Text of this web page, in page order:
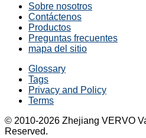
Sobre nosotros
Contáctenos
Productos
Preguntas frecuentes
mapa del sitio
Glossary
Tags
Privacy and Policy
Terms
© 2010-2026 Zhejiang VERVO
Reserved.